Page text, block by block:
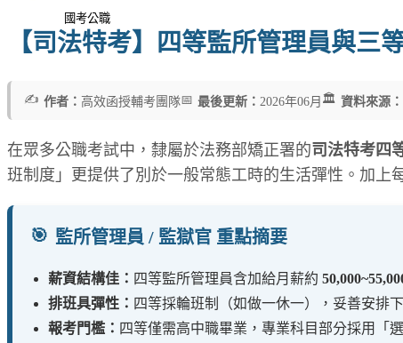
國考公職
【司法特考】四等監所管理員與三
✍️ 作者： 高效函授輔考團隊📅 最後更新： 2026年06月 🏛️ 資料來源：
在眾多公職考試中，隸屬於法務部矯正署的司法特考四
班制度」更提供了別於一般常態工時的生活彈性。加上
🎯 監所管理員 / 監獄官 重點摘要
薪資結構佳： 四等監所管理員含加給月薪約
排班具彈性： 四等採輪班制（如做一休一），妥善安排
報考門檻： 四等僅需高中職畢業，專業科目部分採用「